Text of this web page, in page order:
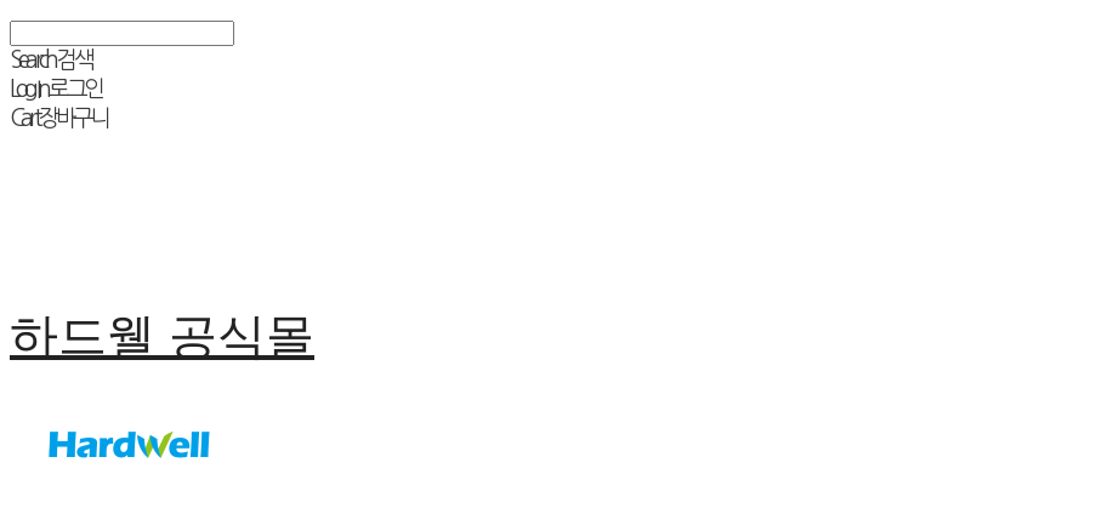
Search검색
Log In로그인
Cart장바구니
하드웰 공식몰